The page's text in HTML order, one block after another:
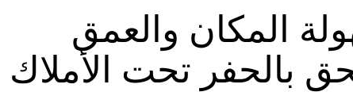
المكان والعمق
بالحفر تحت الأملاك